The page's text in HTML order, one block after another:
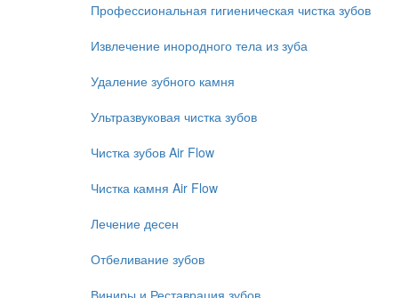
Профессиональная гигиеническая чистка зубов
Извлечение инородного тела из зуба
Удаление зубного камня
Ультразвуковая чистка зубов
Чистка зубов Air Flow
Чистка камня Air Flow
Лечение десен
Отбеливание зубов
Виниры и Реставрация зубов